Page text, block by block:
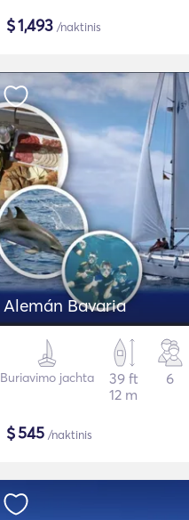
$1,493 /naktinis
Alemán Bavaria
Buriavimo jachta
39 ft
12 m
6
$545 /naktinis